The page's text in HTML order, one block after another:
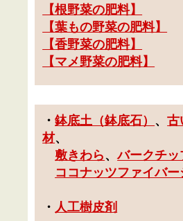
【根野菜の肥料】
【葉もの野菜の肥料】
【香野菜の肥料】
【マメ野菜の肥料】
・鉢底土（鉢底石） 、古
材、
敷きわら、バークチッ
ココナッツファイバー
・ 人工樹皮剤